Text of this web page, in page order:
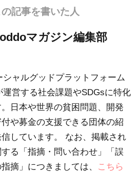
記事を書いた人
マガジン編集部
ャルグッドプラットフォーム
運営する社会課題やSDGsに特化
日本や世界の貧困問題、開発
や募金の支援できる団体の紹
しています。 なお、掲載され
る「指摘・問い合わせ」「誤
摘」につきましては、
こちら